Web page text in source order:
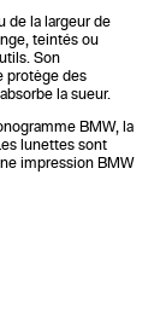
de la largeur de
teintés ou
Son
protège des
la sueur.
BMW, la
lunettes sont
impression BMW